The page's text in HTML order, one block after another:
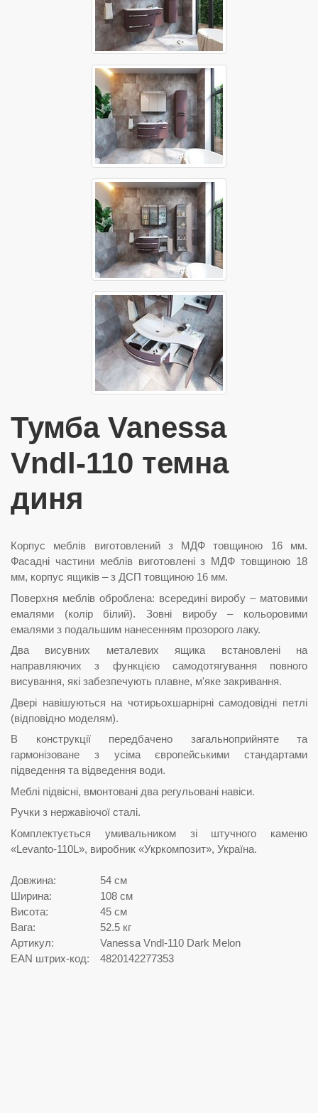
Тумба Vanessa
Vndl-110 темна
диня
Корпус меблів виготовлений з МДФ товщиною 16 мм.
Фасадні частини меблів виготовлені з МДФ товщиною 18
мм, корпус ящиків – з ДСП товщиною 16 мм.
Поверхня меблів оброблена: всередині виробу – матовими
емалями (колір білий). Зовні виробу – кольоровими
емалями з подальшим нанесенням прозорого лаку.
Два висувних металевих ящика встановлені на
направляючих з функцією самодотягування повного
висування, які забезпечують плавне, м'яке закривання.
Двері навішуються на чотирьохшарнірні самодовідні петлі
(відповідно моделям).
В конструкції передбачено загальноприйняте та
гармонізоване з усіма європейськими стандартами
підведення та відведення води.
Меблі підвісні, вмонтовані два регульовані навіси.
Ручки з нержавіючої сталі.
Комплектується умивальником зі штучного каменю
«Levanto-110L», виробник «Укркомпозит», Україна.
Довжина:
54 см
Ширина:
108 см
Висота:
45 см
Вага:
52.5 кг
Артикул:
Vanessa Vndl-110 Dark Melon
EAN штрих-код:
4820142277353